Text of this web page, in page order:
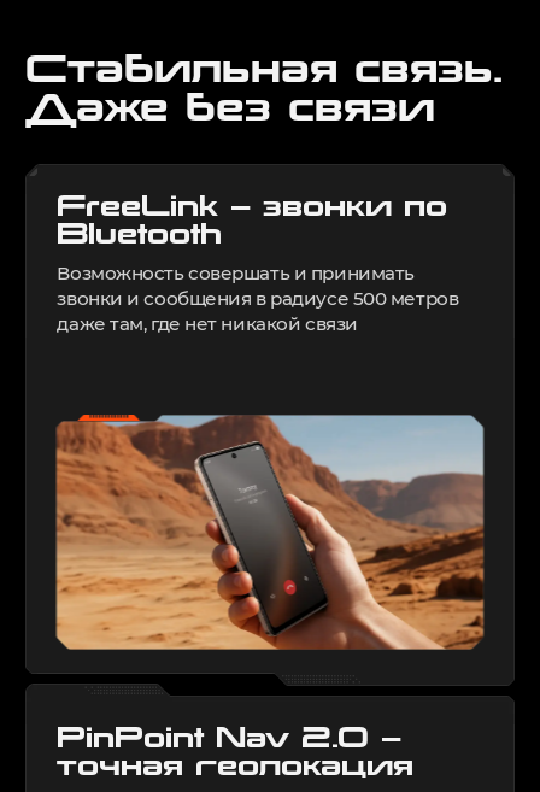
Стабильная связь.
Даже без связи
FreeLink — звонки по
Bluetooth
Возможность совершать и принимать
звонки и сообщения в радиусе 500 метров
даже там, где нет никакой связи
PinPoint Nav 2.0 —
точная геолокация